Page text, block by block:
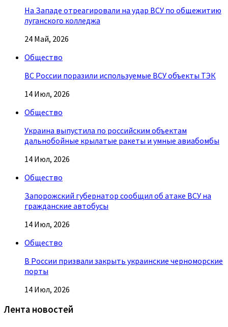
На Западе отреагировали на удар ВСУ по общежитию
луганского колледжа
24 Май, 2026
Общество
ВС России поразили используемые ВСУ объекты ТЭК
14 Июл, 2026
Общество
Украина выпустила по российским объектам
дальнобойные крылатые ракеты и умные авиабомбы
14 Июл, 2026
Общество
Запорожский губернатор сообщил об атаке ВСУ на
гражданские автобусы
14 Июл, 2026
Общество
В России призвали закрыть украинские черноморские
порты
14 Июл, 2026
Лента новостей